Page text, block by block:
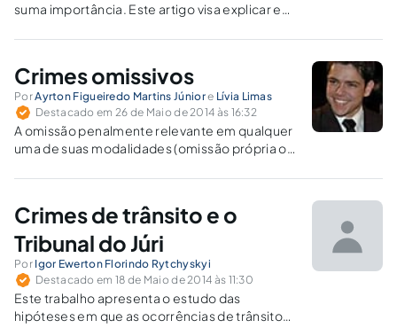
suma importância. Este artigo visa explicar e
Crimes omissivos
PorAyrton Figueiredo Martins Júniore Lívia Limas
Destacado em 26 de Maio de 2014 às 16:32
A omissão penalmente relevante em qualquer
uma de suas modalidades (omissão própria ou
mandamental, que ordena um determinado
omissão, encontra-se presente sempre o
dever de agir, seja ele geral (próprio) ou
especial (impróprio)
Crimes de trânsito e o
Tribunal do Júri
Por Igor Ewerton Florindo Rytchyskyi
Destacado em 18 de Maio de 2014 às 11:30
Este trabalho apresenta o estudo das
hipóteses em que as ocorrências de trânsito